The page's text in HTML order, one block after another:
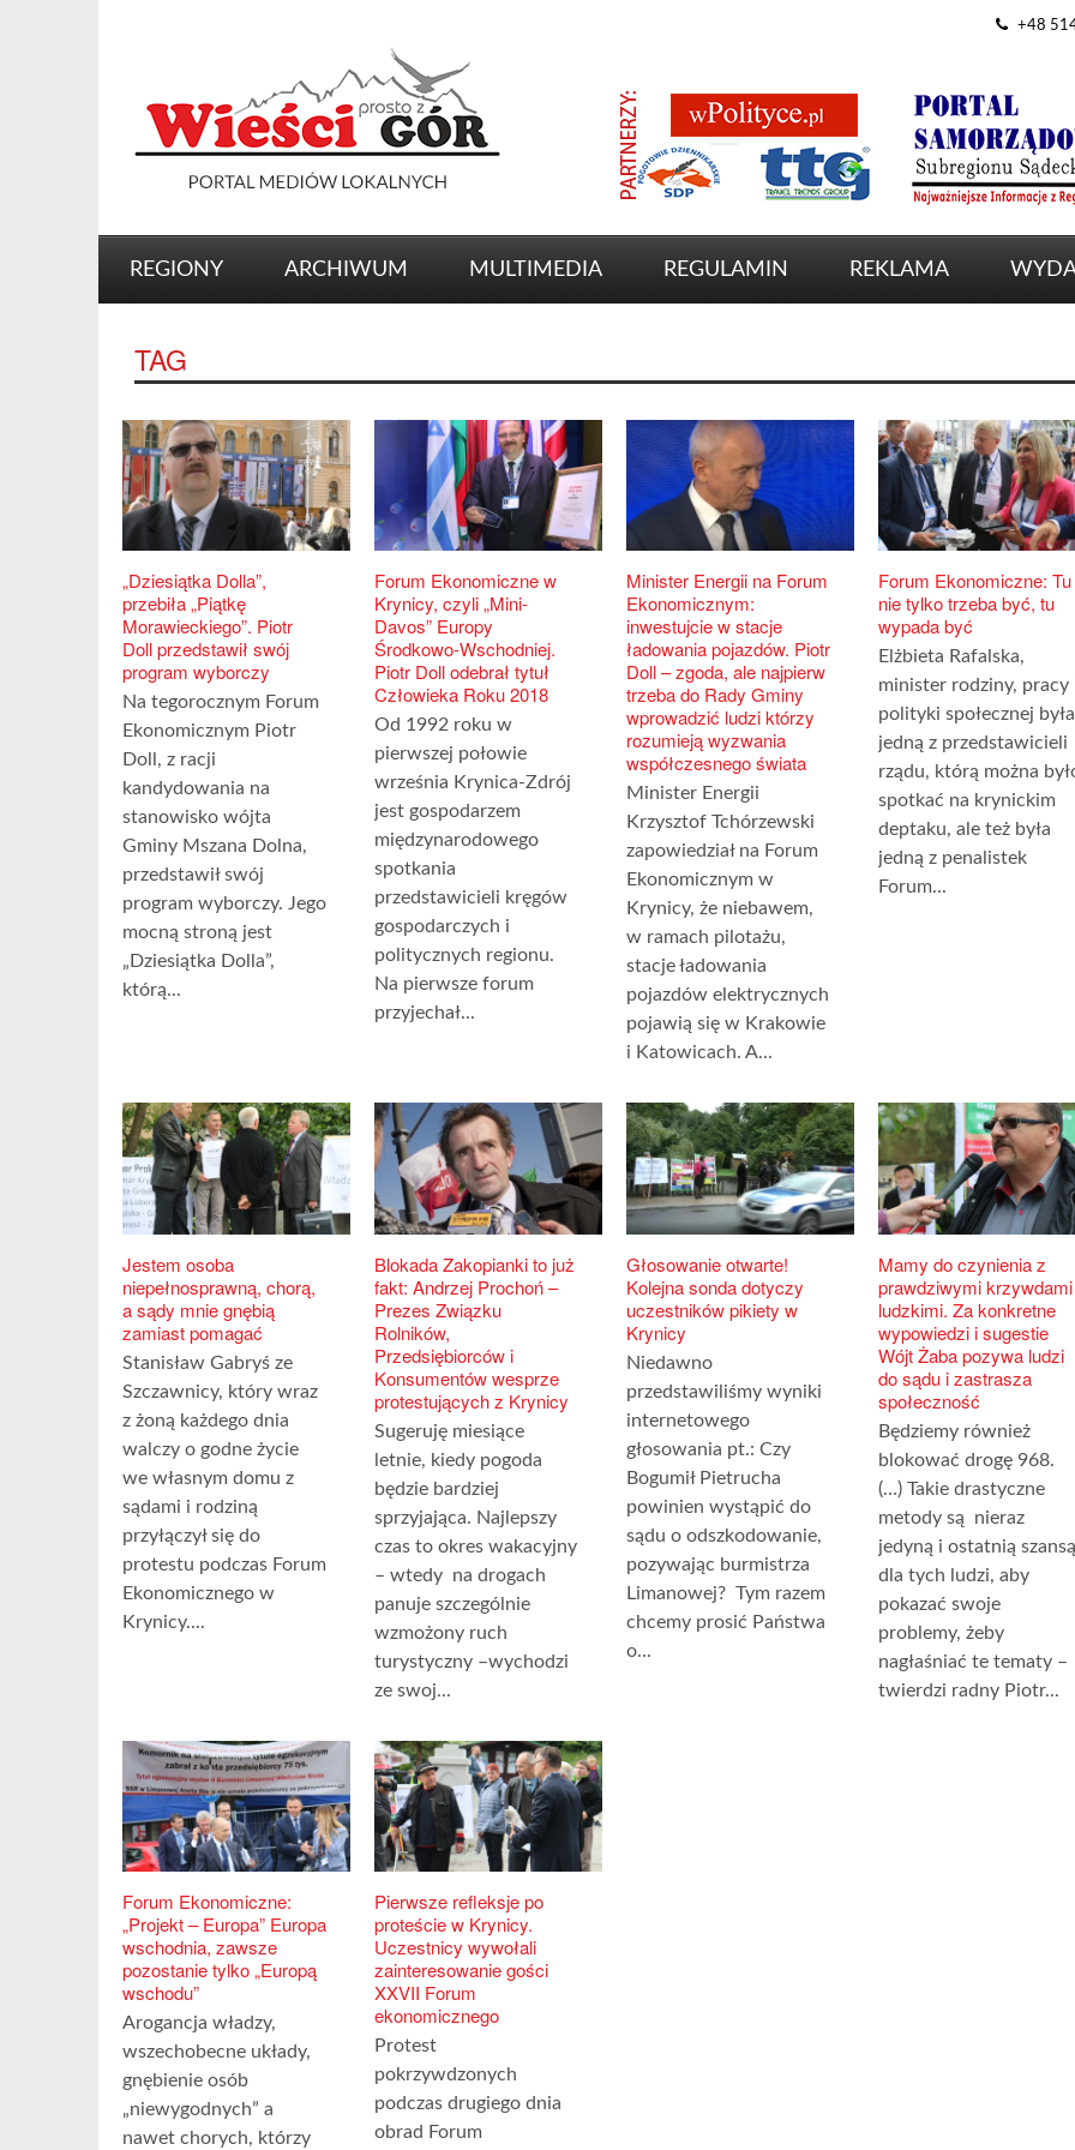
+48
REGIONY ARCHIWUM MULTIMEDIA REGULAMIN REKLAMA
TAG
„Dziesiątka Dolla”,
przebiła „Piątkę
Morawieckiego”. Piotr
Doll przedstawił swój
program wyborczy
Na tegorocznym Forum
Ekonomicznym Piotr
Doll, z racji
kandydowania na
stanowisko wójta
Gminy Mszana Dolna,
przedstawił swój
program wyborczy. Jego
mocną stroną jest
„Dziesiątka Dolla”,
którą...
Forum Ekonomiczne w
Krynicy, czyli „Mini-
Davos” Europy
Środkowo-Wschodniej.
Piotr Doll odebrał tytuł
Człowieka Roku 2018
Od 1992 roku w
pierwszej połowie
września Krynica-Zdrój
jest gospodarzem
międzynarodowego
spotkania
przedstawicieli kręgów
gospodarczych i
politycznych regionu.
Na pierwsze forum
przyjechał...
Minister Energii na Forum
Ekonomicznym:
inwestujcie w stacje
ładowania pojazdów. Piotr
Doll – zgoda, ale najpierw
trzeba do Rady Gminy
wprowadzić ludzi którzy
rozumieją wyzwania
współczesnego świata
Minister Energii
Krzysztof Tchórzewski
zapowiedział na Forum
Ekonomicznym w
Krynicy, że niebawem,
w ramach pilotażu,
stacje ładowania
pojazdów elektrycznych
pojawią się w Krakowie
i Katowicach. A...
Forum Ekonomiczne: Tu
nie tylko trzeba być, tu
wypada być
Elżbieta Rafalska,
minister rodziny, pracy
polityki społecznej była
jedną z przedstawicieli
rządu, którą można
spotkać na krynickim
deptaku, ale też była
jedną z penalistek
Forum...
Jestem osoba
niepełnosprawną, chorą,
a sądy mnie gnębią
zamiast pomagać
Stanisław Gabryś ze
Szczawnicy, który wraz
z żoną każdego dnia
walczy o godne życie
we własnym domu z
sądami i rodziną
przyłączył się do
protestu podczas Forum
Ekonomicznego w
Krynicy....
Blokada Zakopianki to już
fakt: Andrzej Prochoń –
Prezes Związku
Rolników,
Przedsiębiorców i
Konsumentów wesprze
protestujących z Krynicy
Sugeruję miesiące
letnie, kiedy pogoda
będzie bardziej
sprzyjająca. Najlepszy
czas to okres wakacyjny
– wtedy na drogach
panuje szczególnie
wzmożony ruch
turystyczny –wychodzi
ze swoj...
Głosowanie otwarte!
Kolejna sonda dotyczy
uczestników pikiety w
Krynicy
Niedawno
przedstawiliśmy wyniki
internetowego
głosowania pt.: Czy
Bogumił Pietrucha
powinien wystąpić do
sądu o odszkodowanie,
pozywając burmistrza
Limanowej? Tym razem
chcemy prosić Państwa
o...
Mamy do czynienia z
prawdziwymi krzywdami
ludzkimi. Za konkretne
wypowiedzi i sugestie
Wójt Żaba pozywa ludzi
do sądu i zastrasza
społeczność
Będziemy również
blokować drogę 968.
(…) Takie drastyczne
metody są nieraz
jedyną i ostatnią szansą
dla tych ludzi, aby
pokazać swoje
problemy, żeby
nagłaśniać te tematy –
twierdzi radny Piotr...
Forum Ekonomiczne:
„Projekt – Europa” Europa
wschodnia, zawsze
pozostanie tylko „Europą
wschodu”
Arogancja władzy,
wszechobecne układy,
gnębienie osób
„niewygodnych” a
nawet chorych, którzy
Pierwsze refleksje po
proteście w Krynicy.
Uczestnicy wywołali
zainteresowanie gości
XXVII Forum
ekonomicznego
Protest
pokrzywdzonych
podczas drugiego dnia
obrad Forum